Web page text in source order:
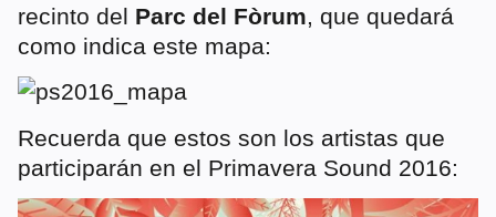
recinto del Parc del Fòrum, que quedará
como indica este mapa:
Recuerda que estos son los artistas que
participarán en el Primavera Sound 2016: